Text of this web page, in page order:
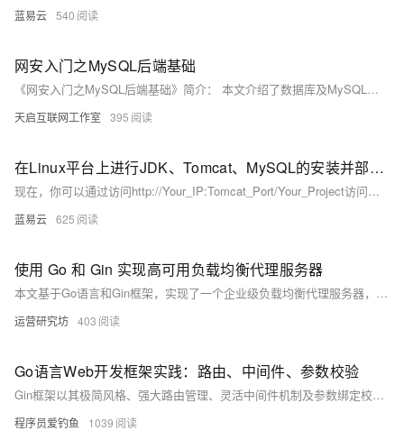
蓝易云 540
网安入门之MySQL后端基础
《网安入门之MySQL后端基础》简介： 本文介绍了数据库及MySQL的基础知识，涵盖数据库的概念、结构与操作。数据库是组织化存储数据的集合，通过表、列、行等结构实现高效管理。MySQL作为开源的关系型数据库管理系统，广泛应用于Web开发。文中详细讲解了MySQL的基本操作，如增（INSERT）、删（DELETE）、改（UPDATE）、查（SELECT）等语句的使用方法，并介绍了数据库事务的ACID特性。此外，还探讨了SQL注入攻击的风险及防范措施，强调了预处理语句的重要性。最后，简述了PHP中mysqli扩展的使用方法，包括连接数据库、执行查询和关闭连接等步骤。
天启互联网工作室 395
在Linux平台上进行JDK、Tomcat、MySQL的安装并部署后端项目
现在，你可以通过访问http://Your_IP:Tomcat_Port/Your_Project访问你的项目了。如果一切顺利，你将看到那绚烂的胜利之光照耀在你的项目之上！
蓝易云 625
使用 Go 和 Gin 实现高可用负载均衡代理服务器
本文基于Go语言和Gin框架，实现了一个企业级负载均衡代理服务器，支持动态路由、健康检查、会话保持等功能。具备高可用性与高性能，单节点支持100k+ QPS，延迟达亚毫秒级，并提供完整的压力测试方案与优化建议。
运营研究坊 403
Go语言Web开发框架实践：路由、中间件、参数校验
Gin框架以其极简风格、强大路由管理、灵活中间件机制及参数绑定校验系统著称。本文详解其核心功能：1) 路由管理，支持分组与路径参数；2) 中间件机制，实现全局与局部控制；3) 参数绑定，涵盖多种来源；4) 结构体绑定与字段校验，确保数据合法性；5) 自定义校验器扩展功能；6) 统一错误处理提升用户体验。Gin以清晰模块化、流程可控及自动化校验等优势，成为开发者的优选工具。
程序员爱钓鱼 1039